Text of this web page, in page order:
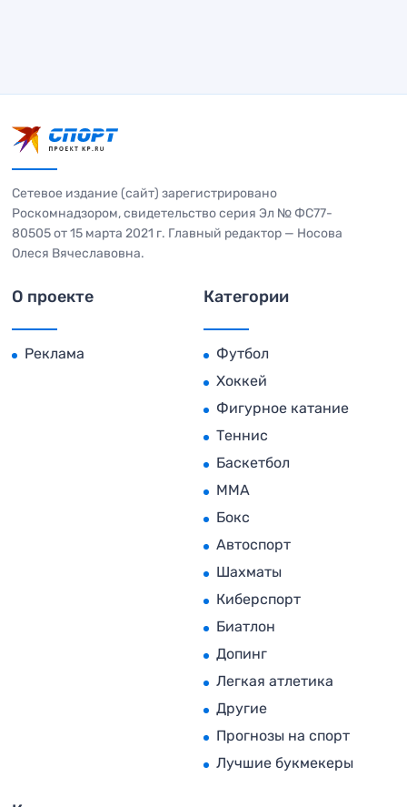
Сетевое издание (сайт) зарегистрировано
Роскомнадзором, свидетельство серия Эл № ФС77-
80505 от 15 марта 2021 г. Главный редактор — Носова
Олеся Вячеславовна.
О проекте
Реклама
Категории
Футбол
Хоккей
Фигурное катание
Теннис
Баскетбол
MMA
Бокс
Автоспорт
Шахматы
Киберспорт
Биатлон
Допинг
Легкая атлетика
Другие
Прогнозы на спорт
Лучшие букмекеры